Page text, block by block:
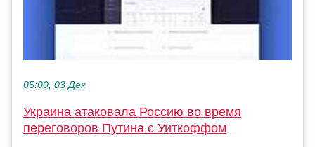
05:00, 03 Дек
Украина атаковала Россию во время
переговоров Путина с Уиткоффом